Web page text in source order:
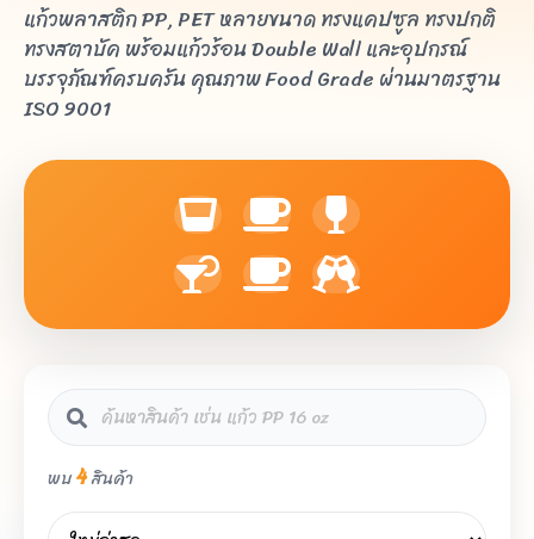
แก้วพลาสติก PP, PET หลายขนาด ทรงแคปซูล ทรงปกติ
ทรงสตาบัค พร้อมแก้วร้อน Double Wall และอุปกรณ์
บรรจุภัณฑ์ครบครัน คุณภาพ Food Grade ผ่านมาตรฐาน
ISO 9001
พบ4สินค้า